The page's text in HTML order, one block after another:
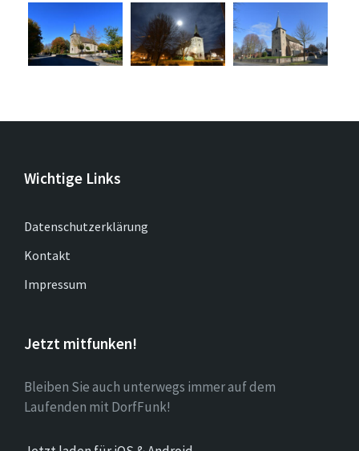
Wichtige Links
Datenschutzerklärung
Kontakt
Impressum
Jetzt mitfunken!
Bleiben Sie auch unterwegs immer auf dem
Laufenden mit DorfFunk!